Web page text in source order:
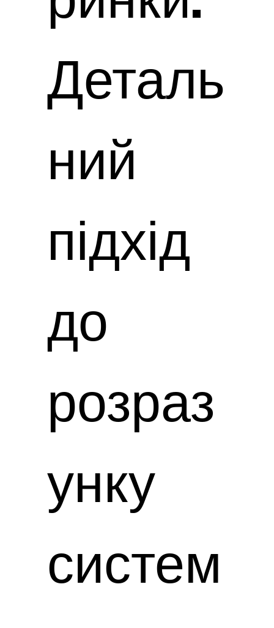
Деталь
ний
підхід
до
розраз
унку
систем